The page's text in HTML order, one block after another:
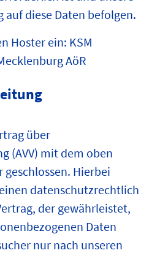
auf diese Daten befolgen.
Hoster ein: KSM
AöR
über
(AVV) mit dem oben
Hierbei
datenschutzrechtlich
der gewährleistet,
Daten
nur nach unseren